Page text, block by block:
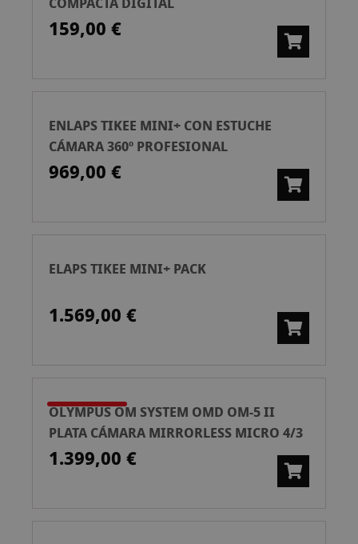
159,00 €
ENLAPS TIKEE MINI+ CON ESTUCHE
CÁMARA 360º PROFESIONAL
969,00 €
ELAPS TIKEE MINI+ PACK
1.569,00 €
OLYMPUS OM SYSTEM OMD OM-5 II
PLATA CÁMARA MIRRORLESS MICRO 4/3
1.399,00 €